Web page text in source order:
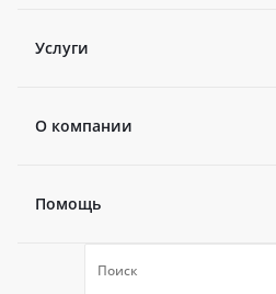
Услуги
О компании
Новости
Политика конфиденциальности
Помощь
Коллекции